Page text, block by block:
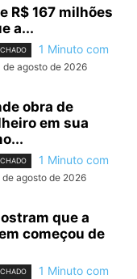
R$ 167 milhões
a...
1 Minuto com
de agosto de 2026
obra de
em sua
1 Minuto com
de agosto de 2026
que a
começou de
1 Minuto com